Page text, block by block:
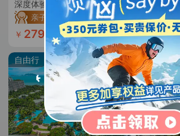
行
深度体验·（芭东心爱度假酒店+步行 3 分钟到芭东海滩+三个独特泳池+水上乐园滑滑梯+亲子蘑菇屋+闹中取静+花园式度假）
亲子旅行 亲子酒店
￥ 2799 起 已售626份
自由行
￥2699
自由行